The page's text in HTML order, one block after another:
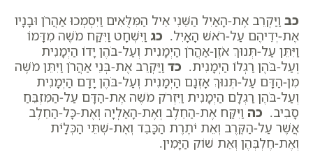
כב וַיַּקְרֵב אֶת-הָאַיִל הַשֵּׁנִי אֵיל הַמִּלֻּאִים וַיִּסְמְכוּ אַהֲרֹן וּבָנָיו
אֶת-יְדֵיהֶם עַל-רֹאשׁ הָאָיִל. כג וַיִּשְׁחָט וַיִּקַּח מֹשֶׁה מִדָּמוֹ
וַיִּתֵּן עַל-תְּנוּךְ אֹזֶן-אַהֲרֹן הַיְמָנִית וְעַל-בֹּהֶן יָדוֹ הַיְמָנִית
וְעַל-בֹּהֶן רַגְלוֹ הַיְמָנִית. כד וַיַּקְרֵב אֶת-בְּנֵי אַהֲרֹן וַיִּתֵּן מֹשֶׁה
מִן-הַדָּם עַל-תְּנוּךְ אָזְנָם הַיְמָנִית וְעַל-בֹּהֶן יָדָם הַיְמָנִית
וְעַל-בֹּהֶן רַגְלָם הַיְמָנִית וַיִּזְרֹק מֹשֶׁה אֶת-הַדָּם עַל-הַמִּזְבֵּחַ
סָבִיב. כה וַיִּקַּח אֶת-הַחֵלֶב וְאֶת-הָאַלְיָה וְאֶת-כָּל-הַחֵלֶב
אֲשֶׁר עַל-הַקֶּרֶב וְאֵת יֹתֶרֶת הַכָּבֵד וְאֶת-שְׁתֵּי הַכְּלָיֹת
וְאֶת-חֶלְבְּהֶן וְאֵת שׁוֹק הַיָּמִין.